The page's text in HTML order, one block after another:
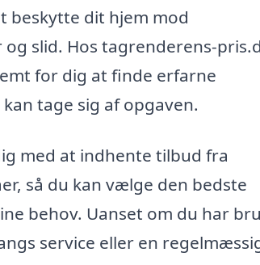
beskytte dit hjem mod
og slid. Hos tagrenderens-
for dig at finde erfarne
tage sig af opgaven.
med at indhente tilbud fra
så du kan vælge den bedste
behov. Uanset om du har
service eller en